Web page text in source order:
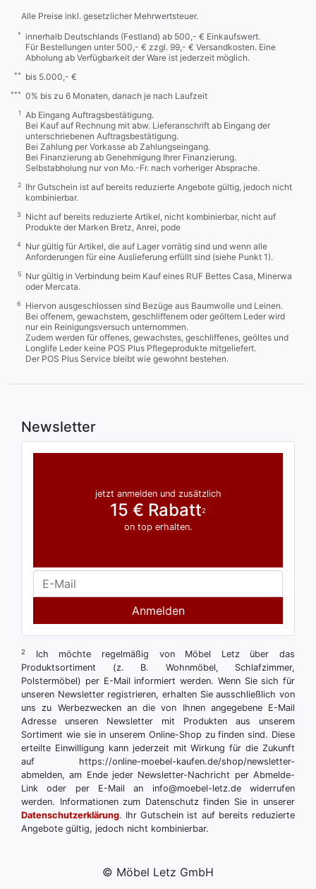
Alle Preise inkl. gesetzlicher Mehrwertsteuer.
*
innerhalb Deutschlands (Festland) ab 500,- € Einkaufswert.
Für Bestellungen unter 500,- € zzgl. 99,- € Versandkosten. Eine
Abholung ab Verfügbarkeit der Ware ist jederzeit möglich.
** bis 5.000,- €
*** 0% bis zu 6 Monaten, danach je nach Laufzeit
1
Ab Eingang Auftragsbestätigung.
Bei Kauf auf Rechnung mit abw. Lieferanschrift ab Eingang der
unterschriebenen Auftragsbestätigung.
Bei Zahlung per Vorkasse ab Zahlungseingang.
Bei Finanzierung ab Genehmigung Ihrer Finanzierung.
Selbstabholung nur von Mo.-Fr. nach vorheriger Absprache.
2
Ihr Gutschein ist auf bereits reduzierte Angebote gültig, jedoch nicht
kombinierbar.
3
Nicht auf bereits reduzierte Artikel, nicht kombinierbar, nicht auf
Produkte der Marken Bretz, Anrei, pode
4
Nur gültig für Artikel, die auf Lager vorrätig sind und wenn alle
Anforderungen für eine Auslieferung erfüllt sind (siehe Punkt 1).
5
Nur gültig in Verbindung beim Kauf eines RUF Bettes Casa, Minerwa
oder Mercata.
6
Hiervon ausgeschlossen sind Bezüge aus Baumwolle und Leinen.
Bei offenem, gewachstem, geschliffenem oder geöltem Leder wird
nur ein Reinigungsversuch unternommen.
Zudem werden für offenes, gewachstes, geschliffenes, geöltes und
Longlife Leder keine POS Plus Pflegeprodukte mitgeliefert.
Der POS Plus Service bleibt wie gewohnt bestehen.
Newsletter
jetzt anmelden und zusätzlich
15 € Rabatt2
on top erhalten.
Anmelden
2
Ich möchte regelmäßig von Möbel Letz über das
Produktsortiment (z. B. Wohnmöbel, Schlafzimmer,
Polstermöbel) per E-Mail informiert werden. Wenn Sie sich für
unseren Newsletter registrieren, erhalten Sie ausschließlich von
uns zu Werbezwecken an die von Ihnen angegebene E-Mail
Adresse unseren Newsletter mit Produkten aus unserem
Sortiment wie sie in unserem Online-Shop zu finden sind. Diese
erteilte Einwilligung kann jederzeit mit Wirkung für die Zukunft
auf https://online-moebel-kaufen.de/shop/newsletter-
abmelden, am Ende jeder Newsletter-Nachricht per Abmelde-
Link oder per E-Mail an info@moebel-letz.de widerrufen
werden. Informationen zum Datenschutz finden Sie in unserer
Datenschutzerklärung. Ihr Gutschein ist auf bereits reduzierte
Angebote gültig, jedoch nicht kombinierbar.
© Möbel Letz GmbH